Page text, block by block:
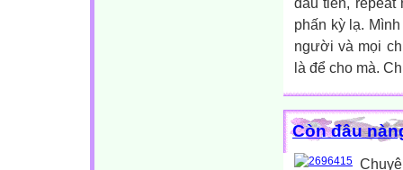
phấn kỳ lạ.
người và mọi
là để cho mà.
Còn đâu